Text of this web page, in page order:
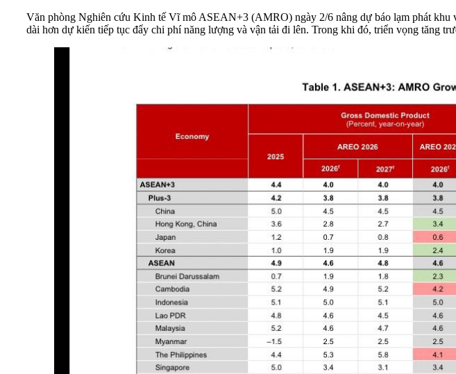
Văn phòng Nghiên cứu Kinh tế Vĩ mô ASEAN+3 (AMRO) ngày 2/6 nâng dự báo lạm phát
dài hơn dự kiến tiếp tục đẩy chi phí năng lượng và vận tải đi lên. Trong khi đó, triển vọng tăng